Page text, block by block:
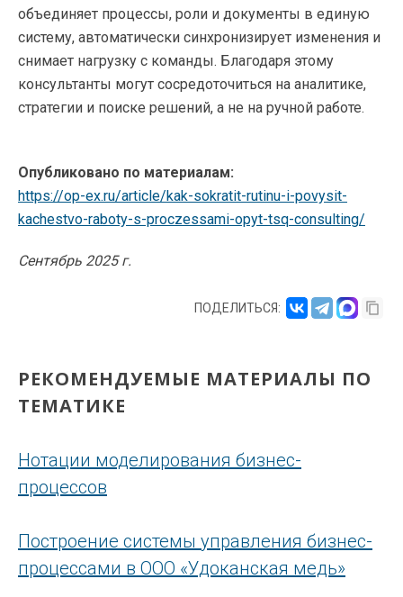
объединяет процессы, роли и документы в единую
систему, автоматически синхронизирует изменения и
снимает нагрузку с команды. Благодаря этому
консультанты могут сосредоточиться на аналитике,
стратегии и поиске решений, а не на ручной работе.
Опубликовано по материалам:
https://op-ex.ru/article/kak-sokratit-rutinu-i-povysit-
kachestvo-raboty-s-proczessami-opyt-tsq-consulting/
Сентябрь 2025 г.
ПОДЕЛИТЬСЯ:
РЕКОМЕНДУЕМЫЕ МАТЕРИАЛЫ ПО
ТЕМАТИКЕ
Нотации моделирования бизнес-
процессов
Построение системы управления бизнес-
процессами в ООО «Удоканская медь»